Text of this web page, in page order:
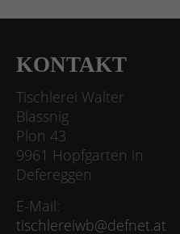
KONTAKT
Tischlerei Walter
Blassnig
Plon 43
9961 Hopfgarten in
Defereggen
E-Mail:
tischlereiwb@defnet.at